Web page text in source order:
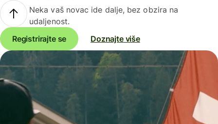
Neka vaš novac ide dalje, bez obzira na
udaljenost.
Registrirajte se
Doznajte više